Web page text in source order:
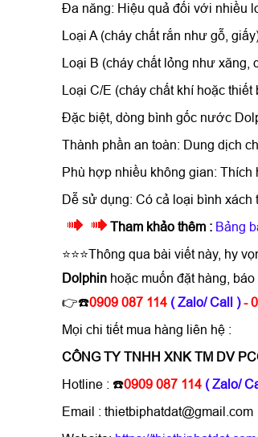
Đa năng: Hiệu quả đối với nhiều
Loại A (cháy chất rắn như gỗ,
Loại B (cháy chất lỏng như xăng,
Loại C/E (cháy chất khí hoặc thiết
Đặc biệt, dòng bình gốc nước
Thành phần an toàn: Dung dịch
Phù hợp nhiều không gian:
Dễ sử dụng: Có cả loại bình
Tham khảo thêm : Bảng
⭐⭐⭐Thông qua bài viết này, hy
Dolphin hoặc muốn đặt hàng,
👉☎️0909 087 114 ( Zalo/ Call )-
Mọi chi tiết mua hàng liên hệ :
CÔNG TY TNHH XNK TM DV
Hotline : ☎️0909 087 114 ( Zalo/
Email : thietbiphatdat@gmail.com